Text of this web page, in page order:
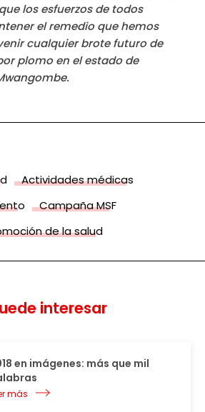
los esfuerzos de todos
el remedio que hemos
cualquier brote futuro de
plomo en el estado de
Actividades médicas
Campaña MSF
de la salud
interesar
en imágenes: más que mil
más